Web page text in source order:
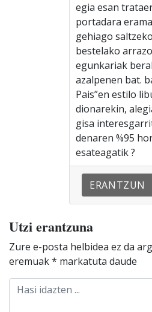
egia esan
portadara
gehiago
bestelako
egunkariak
azalpenen bat.
Pais”en estilo
dionarekin,
gisa
denaren %95
esateagatik ?
ERANTZUN
Utzi erantzuna
Zure e-posta helbidea ez da
eremuak* markatuta daude